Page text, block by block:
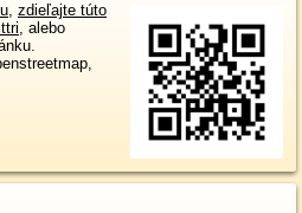
, zdieľajte túto
, alebo